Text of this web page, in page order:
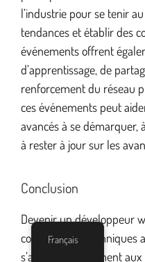
l’industrie pour se tenir
tendances et établir des
événements offrent
d’apprentissage, de
renforcement du réseau
ces événements peut
avancés à se démarquer,
à rester à jour sur les
Conclusion
Devenir un développeur
compétences techniques
s’adapter rapidement
Français